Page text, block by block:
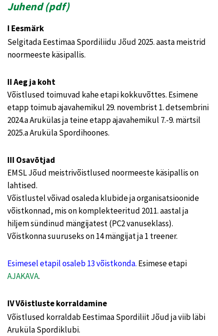
Juhend (pdf)
I Eesmärk
Selgitada Eestimaa Spordiliidu Jõud 2025. aasta meistrid
noormeeste käsipallis.
II Aeg ja koht
Võistlused toimuvad kahe etapi kokkuvõttes. Esimene
etapp toimub ajavahemikul 29. novembrist 1. detsembrini
2024.a Arukülas ja teine etapp ajavahemikul 7.-9. märtsil
2025.a Aruküla Spordihoones.
III Osavõtjad
EMSL Jõud meistrivõistlused noormeeste käsipallis on
lahtised.
Võistlustel võivad osaleda klubide ja organisatsioonide
võistkonnad, mis on komplekteeritud 2011. aastal ja
hiljem sündinud mängijatest (PC2 vanuseklass).
Võistkonna suuruseks on 14 mängijat ja 1 treener.
Esimesel etapil osaleb 13 võistkonda. Esimese etapi
AJAKAVA.
IV Võistluste korraldamine
Võistlused korraldab Eestimaa Spordiliit Jõud ja viib läbi
Aruküla Spordiklubi.